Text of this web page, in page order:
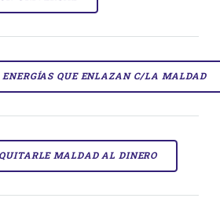
ENERGÍAS QUE ENLAZAN C/LA MALDAD
MALDAD AL DINERO